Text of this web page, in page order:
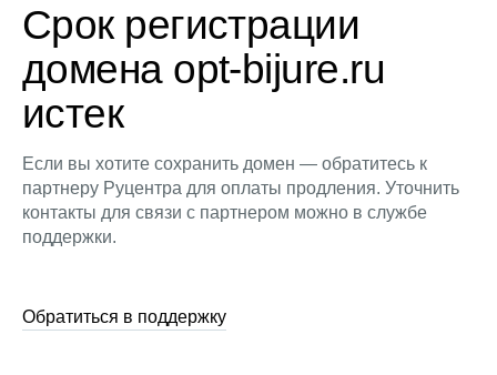
Срок регистрации
домена opt-bijure.ru
истек
Если вы хотите сохранить домен — обратитесь к
партнеру Руцентра для оплаты продления. Уточнить
контакты для связи с партнером можно в службе
поддержки.
Обратиться в поддержку